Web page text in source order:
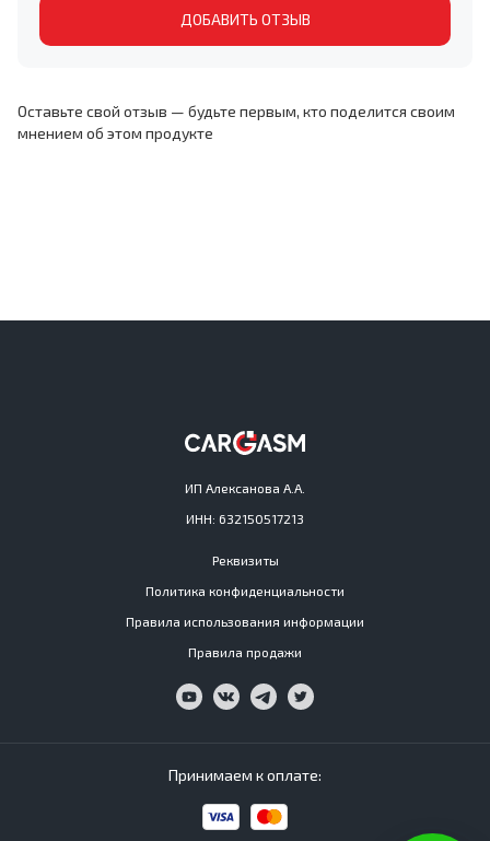
ДОБАВИТЬ ОТЗЫВ
Оставьте свой отзыв — будьте первым, кто поделится своим
мнением об этом продукте
ИП Алексанова А.А.
ИНН: 632150517213
Реквизиты
Политика конфиденциальности
Правила использования информации
Правила продажи
Принимаем к оплате: